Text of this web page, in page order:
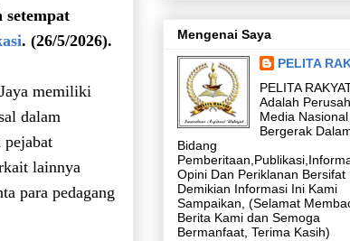
. (26/5/2026).
memiliki
dalam
pejabat
lainnya
para pedagang
Mengenai Saya
PELITA
PELITA
Adalah
Media
Bergerak
Bidang
Opini Dan Periklanan Bersifat
Demikian Informasi Ini Kami
Sampaikan, (Selamat
Berita Kami dan Semoga
Bermanfaat, Terima Kasih)